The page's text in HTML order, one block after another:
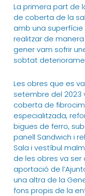
La primera part de
de coberta de la
amb una superfície
realitzar de
gener vam sofrir
sobtat
Les obres que es
setembre del 2023
coberta de
especialitzada,
bigues de ferro,
panell Sandwich i
Sala i vestíbul
de les obres va ser
aportació de
una altra de la
fons propis de la